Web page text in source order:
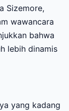
Sizemore,
wawancara
bahwa
lebih dinamis
yang kadang